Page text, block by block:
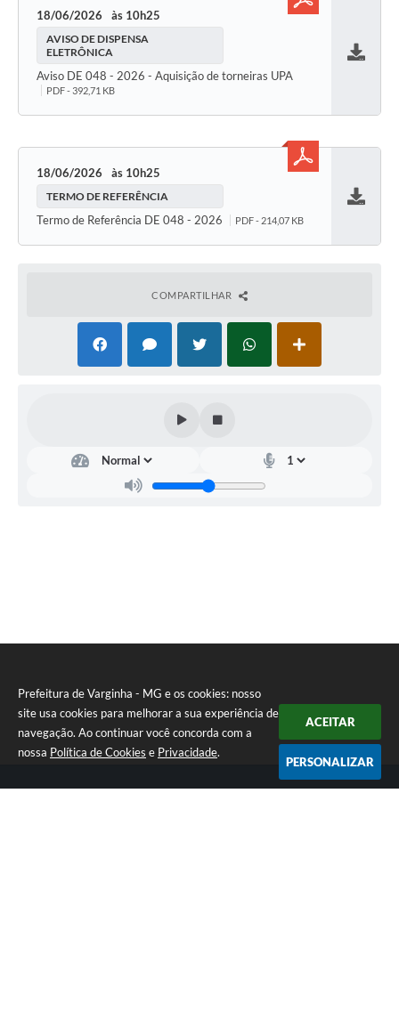
Prefeitura de Varginha - MG e os cookies: nosso
site usa cookies para melhorar a sua experiência de
navegação. Ao continuar você concorda com a
nossa Política de Cookies e Privacidade.
ACEITAR
PERSONALIZAR
18/06/2026 10h25
AVISO DE DISPENSA
ELETRÔNICA
Aviso DE 048 - 2026 - Aquisição de torneiras UPA
PDF - 392,71 KB
18/06/2026 10h25
TERMO DE REFERÊNCIA
Termo de Referência DE 048 - 2026 PDF - 214,07 KB
COMPARTILHAR